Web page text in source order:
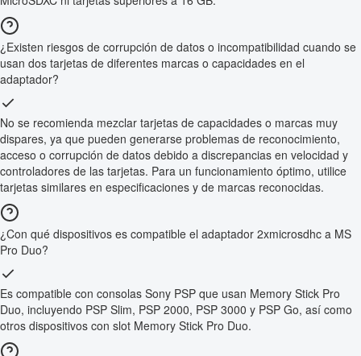
¿Existen riesgos de corrupción de datos o incompatibilidad cuando se
usan dos tarjetas de diferentes marcas o capacidades en el
adaptador?
No se recomienda mezclar tarjetas de capacidades o marcas muy
dispares, ya que pueden generarse problemas de reconocimiento,
acceso o corrupción de datos debido a discrepancias en velocidad y
controladores de las tarjetas. Para un funcionamiento óptimo, utilice
tarjetas similares en especificaciones y de marcas reconocidas.
¿Con qué dispositivos es compatible el adaptador 2xmicrosdhc a MS
Pro Duo?
Es compatible con consolas Sony PSP que usan Memory Stick Pro
Duo, incluyendo PSP Slim, PSP 2000, PSP 3000 y PSP Go, así como
otros dispositivos con slot Memory Stick Pro Duo.